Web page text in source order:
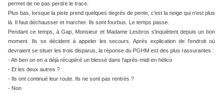
permet de ne pas perdre le trace.
Plus bas, lorsque la piste prend quelques degrés de pente, c'est la neige qui n'est plus
là. Il faut déchausser et marcher. Ils sont fourbus. Le temps passe.
Pendant ce temps, à Gap, Monsieur et Madame Lesbros s'inquiètent depuis un bon
moment. Ils se décident à appeler les secours. Après explication de l'endroit où
devraient se situer les trois disparus, la réponse du PGHM est des plus rassurantes :
- Ah ben on en a déjà récupéré un blessé dans l'après-midi en hélico
- Et les deux autres ?
- Ils ont continué leur route. Ils ne sont pas rentrés ?
- Non